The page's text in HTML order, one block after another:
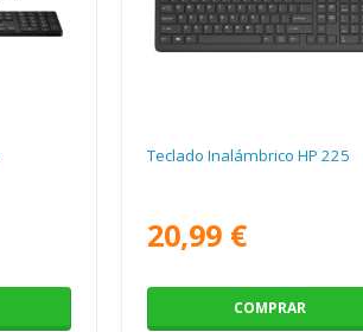
Teclado Inalámbrico HP 225
20,99 €
COMPRAR